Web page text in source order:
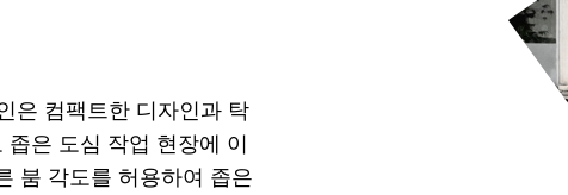
은 컴팩트한 디자인과 탁
은 도심 작업 현장에 이
붐 각도를 허용하여 좁은